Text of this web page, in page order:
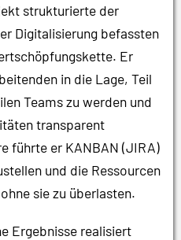
strukturierte der
Digitalisierung befassten
Er
in die Lage, Teil
Teams zu werden und
transparent
führte er KANBAN (JIRA)
und die Ressourcen
sie zu überlasten.
Ergebnisse realisiert